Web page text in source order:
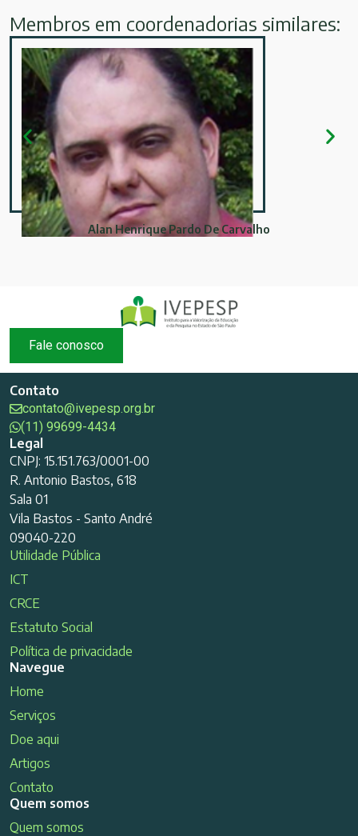
Membros em coordenadorias similares:
Alan Henrique Pardo De Carvalho
Fale conosco
Contato
contato@ivepesp.org.br
(11) 99699-4434
Legal
CNPJ: 15.151.763/0001-00
R. Antonio Bastos, 618
Sala 01
Vila Bastos - Santo André
09040-220
Utilidade Pública
ICT
CRCE
Estatuto Social
Política de privacidade
Navegue
Home
Serviços
Doe aqui
Artigos
Contato
Quem somos
Quem somos